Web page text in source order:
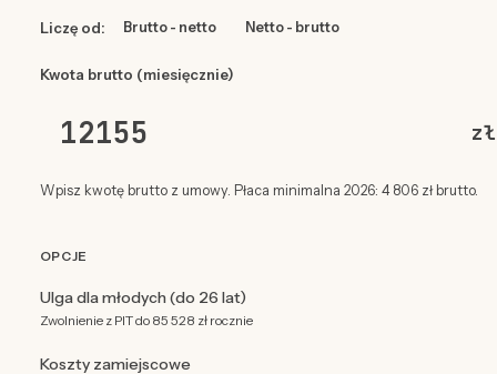
Liczę od: Brutto - netto Netto - brutto
Kwota brutto (miesięcznie)
zł
Wpisz kwotę brutto z umowy. Płaca minimalna 2026: 4 806 zł brutto.
OPCJE
Ulga dla młodych (do 26 lat)
Zwolnienie z PIT do 85 528 zł rocznie
Koszty zamiejscowe